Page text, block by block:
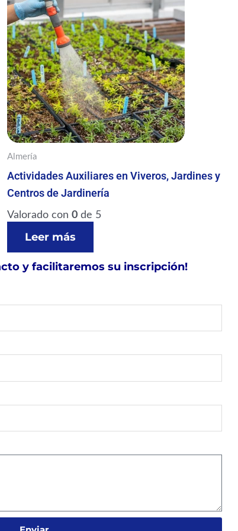
Almería
Actividades Auxiliares en Viveros, Jardines y
Centros de Jardinería
Valorado con 0de 5
Leer más
y facilitaremos su inscripción!